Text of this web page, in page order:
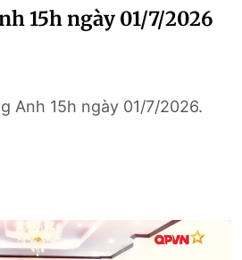
15h ngày 01/7/2026
Anh 15h ngày 01/7/2026.